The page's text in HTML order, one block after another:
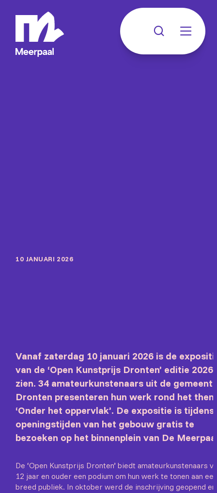
10 JANUARI 2026
Vanaf zaterdag 10 januari 2026 is de
van de ‘Open Kunstprijs Dronten’ editie 2026
zien. 34 amateurkunstenaars uit de
Dronten presenteren hun werk rond het
‘Onder het oppervlak’. De expositie is tijdens
openingstijden van het gebouw gratis te
bezoeken op het binnenplein van De
De ‘Open Kunstprijs Dronten’ biedt amateurkunstenaars
12 jaar en ouder een podium om hun werk te tonen aan een
breed publiek. In oktober werd de inschrijving geopend en